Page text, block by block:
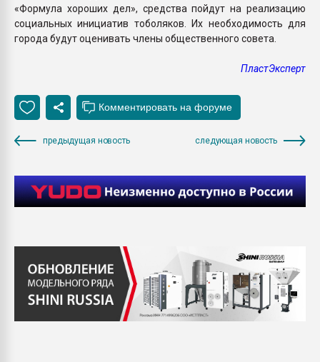
«Формула хороших дел», средства пойдут на реализацию
социальных инициатив тоболяков. Их необходимость для
города будут оценивать члены общественного совета.
ПластЭксперт
предыдущая новость следующая новость